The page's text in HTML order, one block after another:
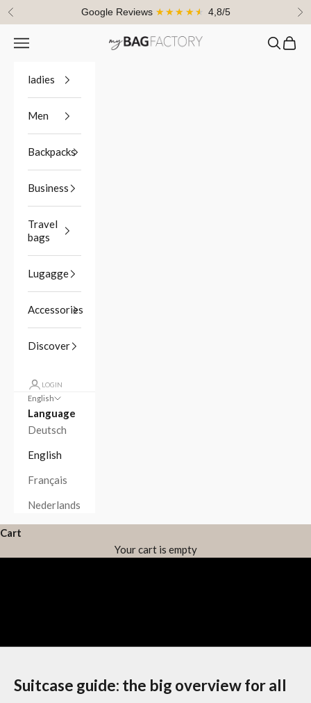
Skip to content
Previous Google Reviews ★★★★★ 4,8/5
myBagFactory
Navigation menu Search
Cart
ladies
Men
Backpacks
Business
Travel
bags
Lugagge
Accessories
Discover
LOGIN
English
Language
Deutsch
English
Français
Nederlands
Cart
Your cart is empty
Suitcase guide: the big overview for all